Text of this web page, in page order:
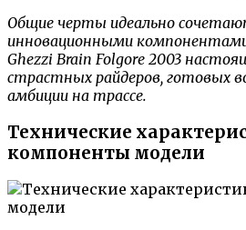
Общие черты идеально
инновационными
Ghezzi Brain Folgore 2003
страстных райдеров, готовых
амбиции на трассе.
Технические
компоненты модели